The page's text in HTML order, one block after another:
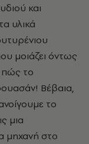
και
υλικά
μοιάζει όντως
πώς το
Βέβαια,
το
μια
μηχανή στο